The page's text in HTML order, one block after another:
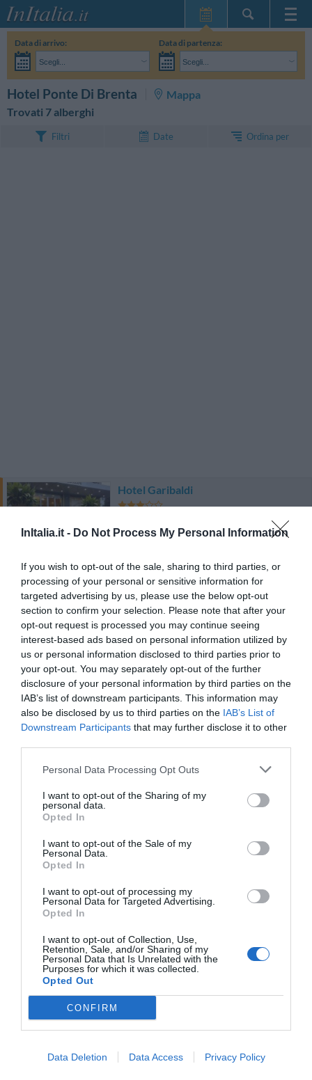
InItalia.it - Do Not Process My Personal Information
If you wish to opt-out of the sale, sharing to third parties, or
processing of your personal or sensitive information for
targeted advertising by us, please use the below opt-out
section to confirm your selection. Please note that after your
opt-out request is processed you may continue seeing
interest-based ads based on personal information utilized by
us or personal information disclosed to third parties prior to
your opt-out. You may separately opt-out of the further
disclosure of your personal information by third parties on the
IAB’s list of downstream participants. This information may
also be disclosed by us to third parties on the IAB’s List of
Downstream Participants that may further disclose it to other
Personal Data Processing Opt Outs
I want to opt-out of the Sharing of my
personal data.
Opted In
I want to opt-out of the Sale of my
Personal Data.
Opted In
I want to opt-out of processing my
Personal Data for Targeted Advertising.
Opted In
I want to opt-out of Collection, Use,
Retention, Sale, and/or Sharing of my
Personal Data that Is Unrelated with the
Purposes for which it was collected.
Opted Out
CONFIRM
Data Deletion Data Access Privacy Policy
Home Page
Le mie Prenotazioni
InItalia Club
Data di arrivo:
Scegli...
Data di partenza:
Scegli...
Hotel Ponte Di Brenta
Mappa
Trovati 7 alberghi
Filtri Date Ordina per
Hotel Garibaldi
Favoloso 8.9
Hotel Autostrada
2.37 kmdal centro
Favoloso 8.8/10
TARIFFE
Hotel Marconi
6.19 km dal centro
Hotel Al Cason
Favoloso 8.7
TARIFFE
Albergo Antica Corte Marchesini
Eccezionale 10
TARIFFE
12.62 km
TARIFFE